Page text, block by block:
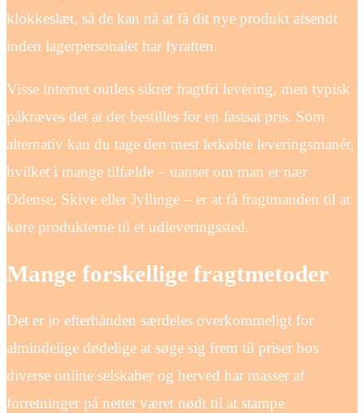
klokkeslæt, så de kan nå at få dit nye produkt afsendt
inden lagerpersonalet har fyraften.
Visse internet outlets sikrer fragtfri levering, men typisk
påkræves det at der bestilles for en fastsat pris. Som
alternativ kan du tage den mest letkøbte leveringsmanér,
hvilket i mange tilfælde – uanset om man er nær
Odense, Skive eller Jyllinge – er at få fragtmanden til at
køre produkterne til et udleveringssted.
Mange forskellige fragtmetoder
Det er jo efterhånden særdeles overkommeligt for
almindelige dødelige at søge sig frem til priser hos
diverse online selskaber og herved har masser af
forretninger på nettet været nødt til at stampe